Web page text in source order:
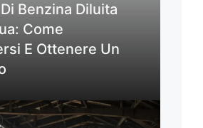
Benzina Diluita
Come
E Ottenere Un